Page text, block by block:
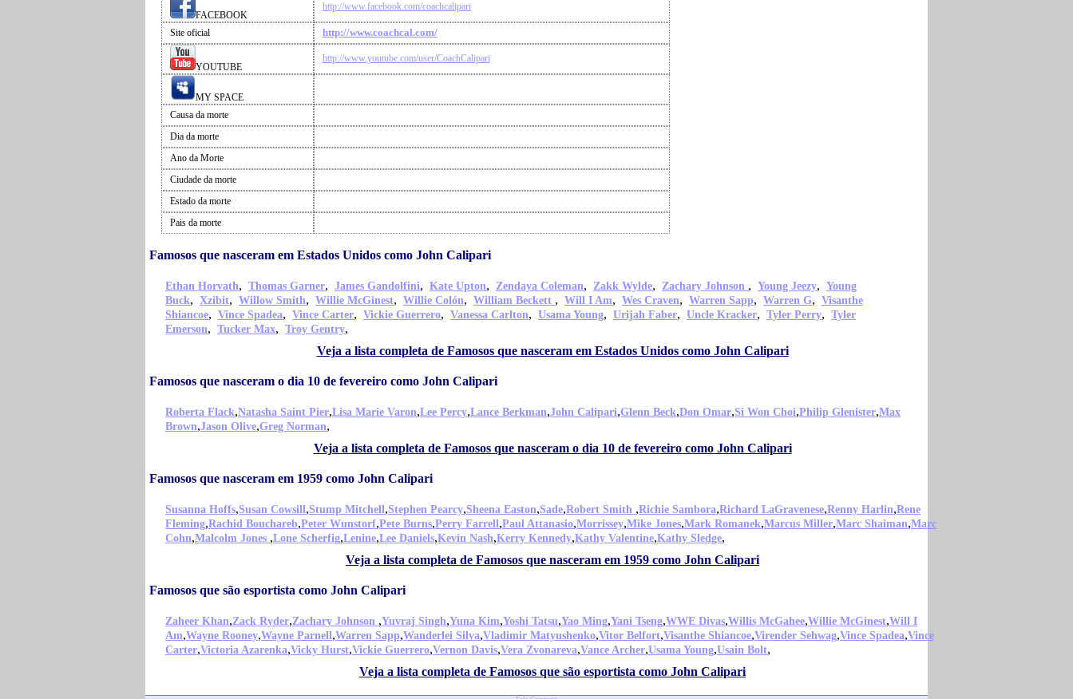
FACEBOOK
http://www.facebook.com/coachcalipari
Site oficial http://www.coachcal.com/
YOUTUBE
http://www.youtube.com/user/CoachCalipari
MY SPACE
Causa da morte
Dia da morte
Ano da Morte
Ciudade da morte
Estado da morte
Pais da morte
Famosos que nasceram em Estados Unidos como John Calipari
Ethan Horvath, Thomas Garner, James Gandolfini, Kate Upton, Zendaya Coleman, Zakk Wylde, Zachary Johnson , Young Jeezy, Young
Buck, Xzibit, Willow Smith, Willie McGinest, Willie Colón, William Beckett , Will I Am, Wes Craven, Warren Sapp, Warren G, Visanthe
Shiancoe, Vince Spadea, Vince Carter, Vickie Guerrero, Vanessa Carlton, Usama Young, Urijah Faber, Uncle Kracker, Tyler Perry, Tyler
Emerson, Tucker Max, Troy Gentry,
Veja a lista completa de Famosos que nasceram em Estados Unidos como John Calipari
Famosos que nasceram o dia 10 de fevereiro como John Calipari
Roberta Flack,Natasha Saint Pier,Lisa Marie Varon,Lee Percy,Lance Berkman,John Calipari,Glenn Beck,Don Omar,Si Won Choi,Philip Glenister,Max
Brown,Jason Olive,Greg Norman,
Veja a lista completa de Famosos que nasceram o dia 10 de fevereiro como John Calipari
Famosos que nasceram em 1959 como John Calipari
Susanna Hoffs,Susan Cowsill,Stump Mitchell,Stephen Pearcy,Sheena Easton,Sade,Robert Smith ,Richie Sambora,Richard LaGravenese,Renny Harlin,Rene
Fleming,Rachid Bouchareb,Peter Wunstorf,Pete Burns,Perry Farrell,Paul Attanasio,Morrissey,Mike Jones,Mark Romanek,Marcus Miller,Marc Shaiman,Marc
Cohn,Malcolm Jones ,Lone Scherfig,Lenine,Lee Daniels,Kevin Nash,Kerry Kennedy,Kathy Valentine,Kathy Sledge,
Veja a lista completa de Famosos que nasceram em 1959 como John Calipari
Famosos que são esportista como John Calipari
Zaheer Khan,Zack Ryder,Zachary Johnson ,Yuvraj Singh,Yuna Kim,Yoshi Tatsu,Yao Ming,Yani Tseng,WWE Divas,Willis McGahee,Willie McGinest,Will I
Am,Wayne Rooney,Wayne Parnell,Warren Sapp,Wanderlei Silva,Vladimir Matyushenko,Vitor Belfort,Visanthe Shiancoe,Virender Sehwag,Vince Spadea,Vince
Carter,Victoria Azarenka,Vicky Hurst,Vickie Guerrero,Vernon Davis,Vera Zvonareva,Vance Archer,Usama Young,Usain Bolt,
Veja a lista completa de Famosos que são esportista como John Calipari